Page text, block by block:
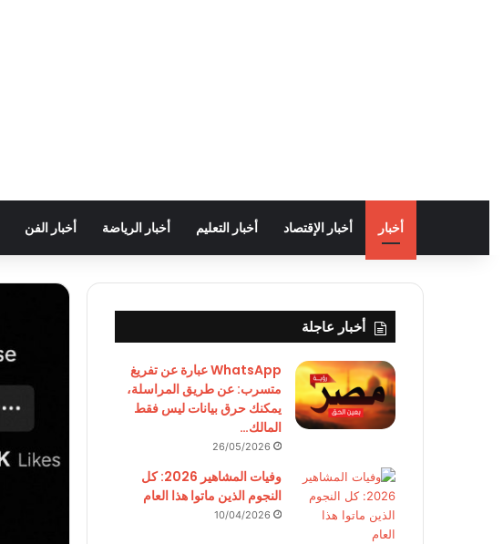
أخبار أخبار الإقتصاد أخبار التعليم أخبار الرياضة أخبار الفن
أخبار عاجلة
WhatsApp عبارة عن تفريغ
متسرب: عن طريق المراسلة،
يمكنك حرق بيانات ليس فقط
المالك…
26/05/2026
وفيات المشاهير 2026: كل
النجوم الذين ماتوا هذا العام
10/04/2026